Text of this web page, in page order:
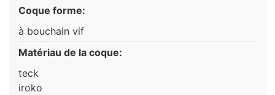
Coque forme:
à bouchain vif
Matériau de la coque:
teck
iroko